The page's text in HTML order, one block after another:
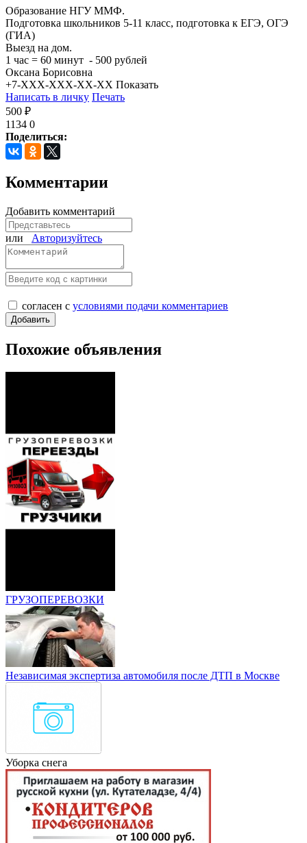
Образование НГУ ММФ.
Подготовка школьников 5-11 класс, подготовка к ЕГЭ, ОГЭ
(ГИА)
Выезд на дом.
1 час = 60 минут - 500 рублей
Оксана Борисовна
+7-XXX-XXX-XX-XX Показать
Написать в личку Печать
500 ₽
1134 0
Поделиться:
Комментарии
Добавить комментарий
или Авторизуйтесь
согласен с условиями подачи комментариев
Похожие объявления
ГРУЗОПЕРЕВОЗКИ
Независимая экспертиза автомобиля после ДТП в Москве
Уборка снега